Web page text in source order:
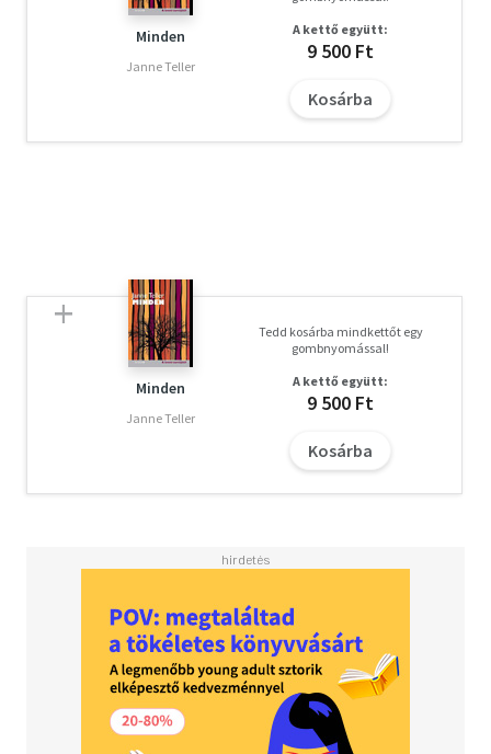
Minden
Janne Teller
A kettő együtt:
9 500 Ft
Kosárba
Minden
Janne Teller
Tedd kosárba mindkettőt egy
gombnyomással!
A kettő együtt:
9 500 Ft
Kosárba